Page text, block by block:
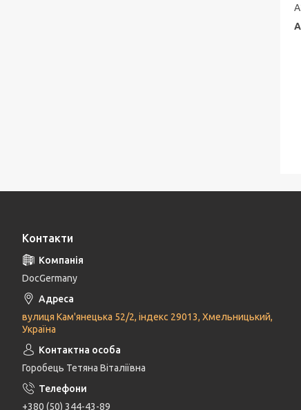
Контакти
DocGermany
вулиця Кам'янецька 52/2, індекс 29013, Хмельницький,
Україна
Горобець Тетяна Віталіївна
+380 (50) 344-43-89